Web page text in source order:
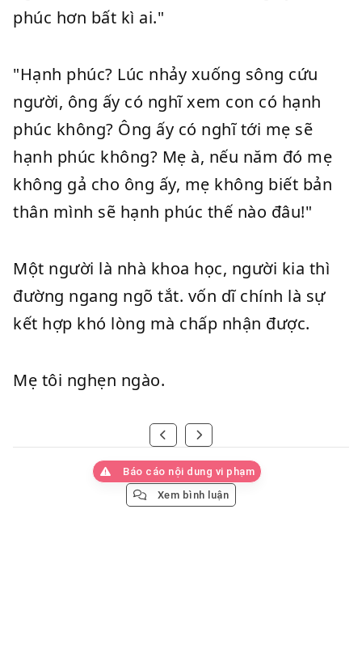
phúc hơn bất kì ai."
"Hạnh phúc? Lúc nhảy xuống sông cứu
người, ông ấy có nghĩ xem con có hạnh
phúc không? Ông ấy có nghĩ tới mẹ sẽ
hạnh phúc không? Mẹ à, nếu năm đó mẹ
không gả cho ông ấy, mẹ không biết bản
thân mình sẽ hạnh phúc thế nào đâu!"
Một người là nhà khoa học, người kia thì
đường ngang ngõ tắt. vốn dĩ chính là sự
kết hợp khó lòng mà chấp nhận được.
Mẹ tôi nghẹn ngào.
Báo cáo nội dung vi phạm
Xem bình luận